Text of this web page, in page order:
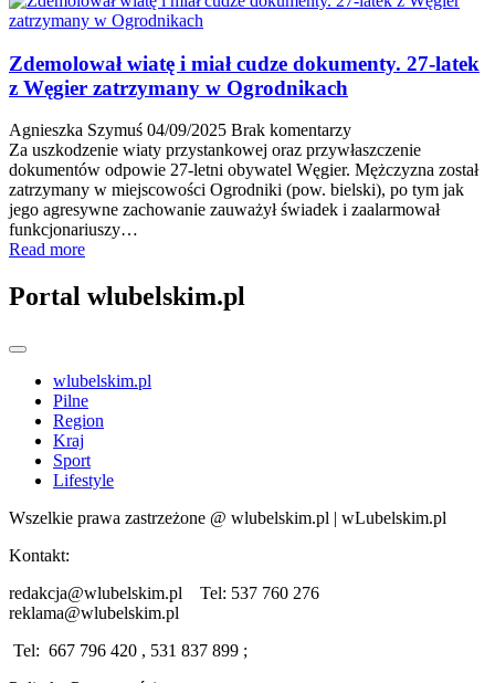
Zdemolował wiatę i miał cudze dokumenty. 27-latek
z Węgier zatrzymany w Ogrodnikach
Agnieszka Szymuś 04/09/2025 Brak komentarzy
Za uszkodzenie wiaty przystankowej oraz przywłaszczenie
dokumentów odpowie 27-letni obywatel Węgier. Mężczyzna został
zatrzymany w miejscowości Ogrodniki (pow. bielski), po tym jak
jego agresywne zachowanie zauważył świadek i zaalarmował
funkcjonariuszy…
Read more
Portal wlubelskim.pl
wlubelskim.pl
Pilne
Region
Kraj
Sport
Lifestyle
Wszelkie prawa zastrzeżone @ wlubelskim.pl | wLubelskim.pl
Kontakt:
redakcja@wlubelskim.pl Tel: 537 760 276
reklama@wlubelskim.pl
Tel: 667 796 420 , 531 837 899 ;